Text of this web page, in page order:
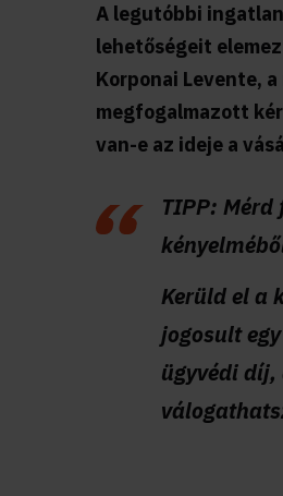
A legutóbbi
lehetőségeit
Korponai Levente,
megfogalmazott
van-e az ideje a
TIPP:
Kerüld el a
jogosult
ügyvédi